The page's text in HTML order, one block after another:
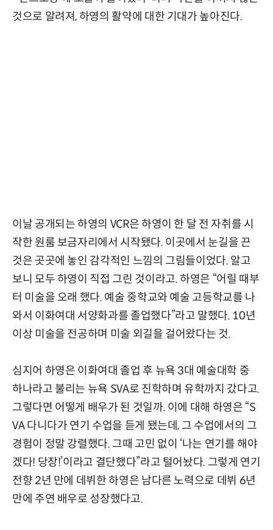
것으로 알려져, 하영의 활약에 대한 기대가 높아진다.
이날 공개되는 하영의 VCR은 하영이 한 달 전 자취를 시
작한 원룸 보금자리에서 시작됐다. 이곳에서 눈길을 끈
것은 곳곳에 놓인 감각적인 느낌의 그림들이었다. 알고
보니 모두 하영이 직접 그린 것이라고. 하영은 “어릴 때부
터 미술을 오래 했다. 예술 중학교와 예술 고등학교를 나
와서 이화여대 서양화과를 졸업했다”라고 말했다. 10년
이상 미술을 전공하며 미술 외길을 걸어왔다는 것.
심지어 하영은 이화여대 졸업 후 뉴욕 3대 예술대학 중
하나라고 불리는 뉴욕 SVA로 진학하며 유학까지 갔다고.
그렇다면 어떻게 배우가 된 것일까. 이에 대해 하영은 “S
VA 다니다가 연기 수업을 듣게 됐는데, 그 수업에서의 그
경험이 정말 강렬했다. 그때 고민 없이 ‘나는 연기를 해야
겠다! 당장!’이라고 결단했다”라고 털어놨다. 그렇게 연기
전향 2년 만에 데뷔한 하영은 남다른 노력으로 데뷔 6년
만에 주연 배우로 성장했다고.